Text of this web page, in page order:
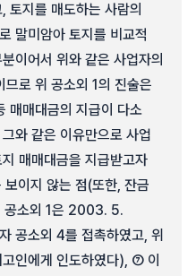
토지를 매도하는 사람의
말미암아 토지를 비교적
이어서 위와 같은 사업자의
로 위 공소외 1의 진술은
매매대금의 지급이 다소
와 같은 이유만으로 사업
매매대금을 지급받고자
이지 않는 점(또한, 잔금
소외 1은 2003. 5.
공소외 4를 접촉하였고, 위
인에게 인도하였다), ⑦ 이